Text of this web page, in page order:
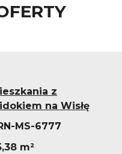
z
na Wisłę
MS-6777
m²